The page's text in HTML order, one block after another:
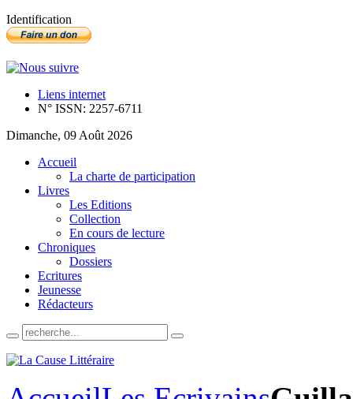
Identification
Liens internet
N° ISSN: 2257-6711
Dimanche, 09 Août 2026
Accueil
La charte de participation
Livres
Les Editions
Collection
En cours de lecture
Chroniques
Dossiers
Ecritures
Jeunesse
Rédacteurs